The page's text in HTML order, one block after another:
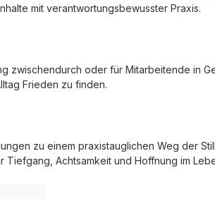
mit verantwortungsbewusster Praxis.
zwischendurch oder für Mitarbeitende in
Frieden zu finden.
zu einem praxistauglichen Weg der
Achtsamkeit und Hoffnung im